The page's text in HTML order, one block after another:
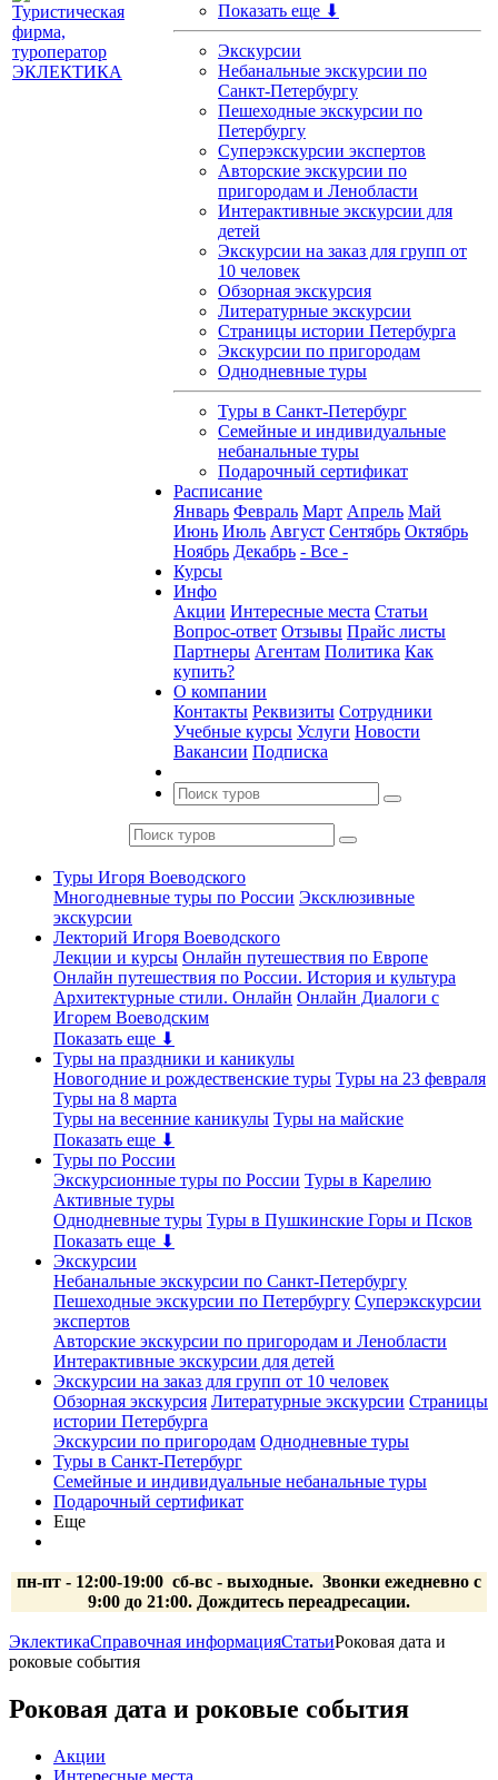
Показать еще ⬇
Экскурсии
Небанальные экскурсии по
Санкт-Петербургу
Пешеходные экскурсии по
Петербургу
Суперэкскурсии экспертов
Авторские экскурсии по
пригородам и Ленобласти
Интерактивные экскурсии для
детей
Экскурсии на заказ для групп от
10 человек
Обзорная экскурсия
Литературные экскурсии
Страницы истории Петербурга
Экскурсии по пригородам
Однодневные туры
Туры в Санкт-Петербург
Семейные и индивидуальные
небанальные туры
Подарочный сертификат
Расписание
Январь Февраль Март Апрель Май
Июнь Июль Август Сентябрь Октябрь
Ноябрь Декабрь - Все -
Курсы
Инфо
Акции Интересные места Статьи
Вопрос-ответ Отзывы Прайс листы
Партнеры Агентам Политика Как
купить?
О компании
Контакты Реквизиты Сотрудники
Учебные курсы Услуги Новости
Вакансии Подписка
Туры Игоря Воеводского
Многодневные туры по России Эксклюзивные
экскурсии
Лекторий Игоря Воеводского
Лекции и курсы Онлайн путешествия по Европе
Онлайн путешествия по России. История и культура
Архитектурные стили. Онлайн Онлайн Диалоги с
Игорем Воеводским
Показать еще ⬇
Туры на праздники и каникулы
Новогодние и рождественские туры Туры на 23 февраля
Туры на 8 марта
Туры на весенние каникулы Туры на майские
Показать еще ⬇
Туры по России
Экскурсионные туры по России Туры в Карелию
Активные туры
Однодневные туры Туры в Пушкинские Горы и Псков
Показать еще ⬇
Экскурсии
Небанальные экскурсии по Санкт-Петербургу
Пешеходные экскурсии по Петербургу Суперэкскурсии
экспертов
Авторские экскурсии по пригородам и Ленобласти
Интерактивные экскурсии для детей
Экскурсии на заказ для групп от 10 человек
Обзорная экскурсия Литературные экскурсии Страницы
истории Петербурга
Экскурсии по пригородам Однодневные туры
Туры в Санкт-Петербург
Семейные и индивидуальные небанальные туры
Подарочный сертификат
Еще
пн-пт - 12:00-19:00 сб-вс - выходные. Звонки ежедневно с
9:00 до 21:00. Дождитесь переадресации.
ЭклектикаСправочная информацияСтатьиРоковая дата и
роковые события
Роковая дата и роковые события
Акции
Интересные места